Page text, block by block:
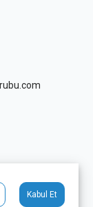
Kabul Et